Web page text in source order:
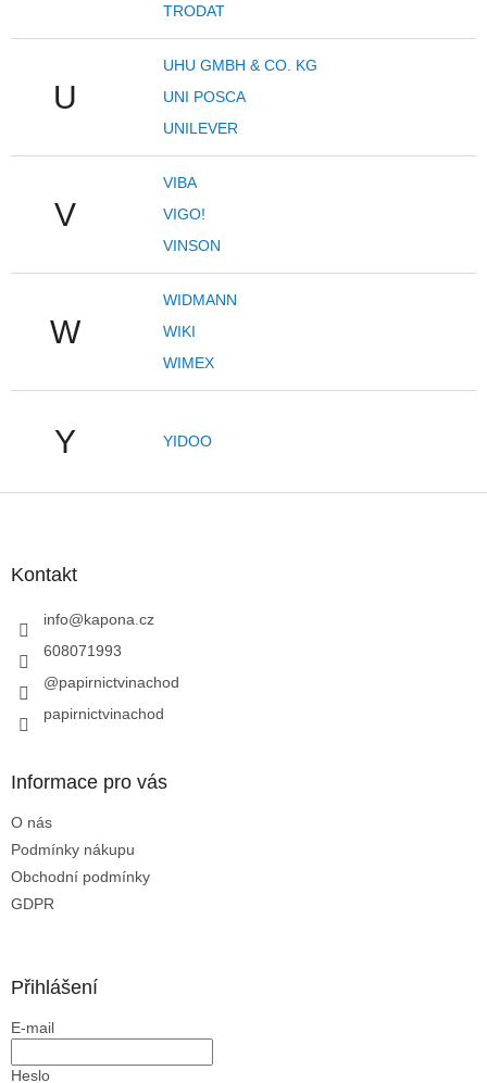
TRODAT
U
UHU GMBH & CO. KG
UNI POSCA
UNILEVER
V
VIBA
VIGO!
VINSON
W
WIDMANN
WIKI
WIMEX
Y YIDOO
Kontakt
info@kapona.cz
608071993
@papirnictvinachod
papirnictvinachod
Informace pro vás
O nás
Podmínky nákupu
Obchodní podmínky
GDPR
Přihlášení
E-mail
Heslo